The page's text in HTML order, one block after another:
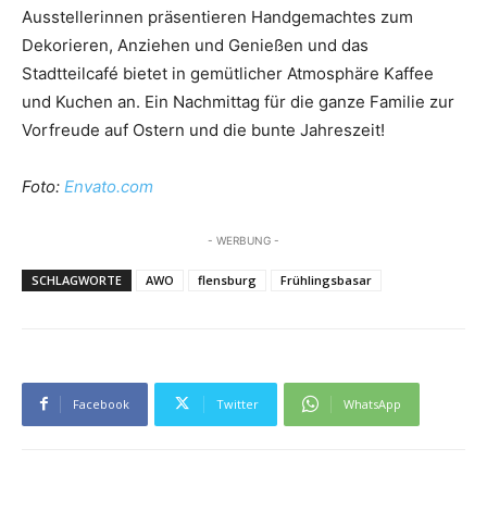
Ausstellerinnen präsentieren Handgemachtes zum
Dekorieren, Anziehen und Genießen und das
Stadtteilcafé bietet in gemütlicher Atmosphäre Kaffee
und Kuchen an. Ein Nachmittag für die ganze Familie zur
Vorfreude auf Ostern und die bunte Jahreszeit!
Foto: Envato.com
- WERBUNG -
SCHLAGWORTE AWO flensburg Frühlingsbasar
Facebook Twitter WhatsApp